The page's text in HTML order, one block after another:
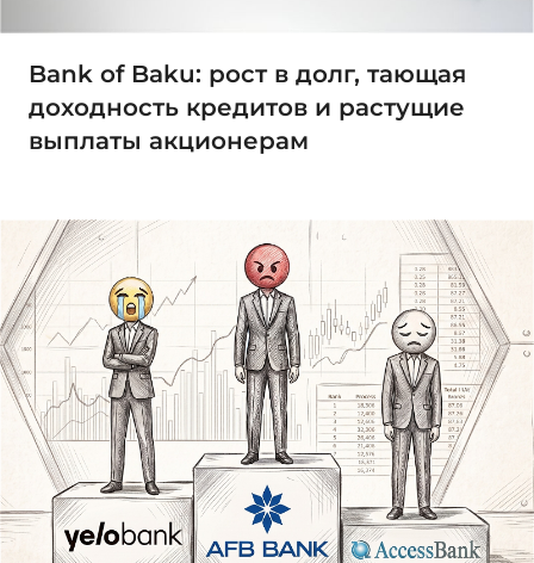
Bank of Baku: рост в долг, тающая
доходность кредитов и растущие
выплаты акционерам